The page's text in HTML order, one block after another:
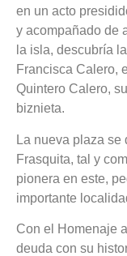
en un acto
y acompañado de
la isla, descubría
Francisca Calero,
Quintero Calero,
biznieta.
La nueva plaza
Frasquita, tal y
pionera en este,
importante
Con el Homenaje
deuda con su